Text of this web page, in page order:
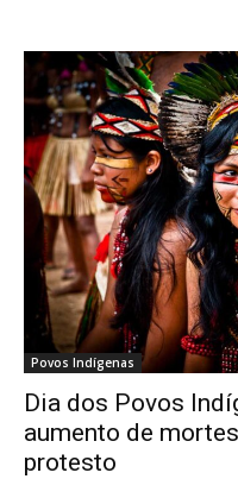
Povos Indígenas
Dia dos Povos
aumento de
protesto